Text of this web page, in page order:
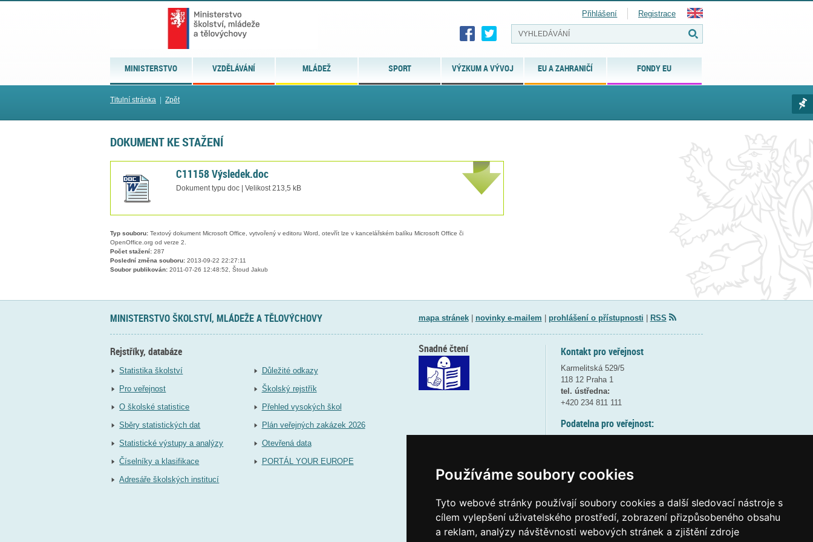
Používáme soubory cookies
Tyto webové stránky používají soubory cookies a další sledovací nástroje s
cílem vylepšení uživatelského prostředí, zobrazení přizpůsobeného obsahu
a reklam, analýzy návštěvnosti webových stránek a zjištění zdroje
MINISTERSTVO VZDĚLÁVÁNÍ MLÁDEŽ SPORT VÝZKUM A VÝVOJ EU A ZAHRANIČÍ FONDY EU
Přihlášení Registrace
Titulní stránka Zpět
DOKUMENT KE STAŽENÍ
C11158 Výsledek.doc
Dokument typu doc | Velikost 213,5 kB
Typ souboru: Textový dokument Microsoft Office, vytvořený v editoru Word, otevřít lze v kancelářském balíku Microsoft Office či
OpenOffice.org od verze 2.
Počet stažení: 287
Poslední změna souboru: 2013-09-22 22:27:11
Soubor publikován: 2011-07-26 12:48:52, Štoud Jakub
MINISTERSTVO ŠKOLSTVÍ, MLÁDEŽE A TĚLOVÝCHOVY mapa stránek| novinky e-mailem prohlášení o přístupnosti RSS
Rejstříky, databáze
Statistika školství
Pro veřejnost
O školské statistice
Sběry statistických dat
Statistické výstupy a analýzy
Číselníky a klasifikace
Adresáře školských institucí
Důležité odkazy
Školský rejstřík
Přehled vysokých škol
Plán veřejných zakázek 2026
Otevřená data
PORTÁL YOUR EUROPE
Kontakt pro veřejnost
Karmelitská 529/5
118 12 Praha 1
tel. ústředna:
+420 234 811 111
Podatelna pro veřejnost:
(více informací
Elektronická podatelna:
posta@msmtgov cz
Snadné čtení